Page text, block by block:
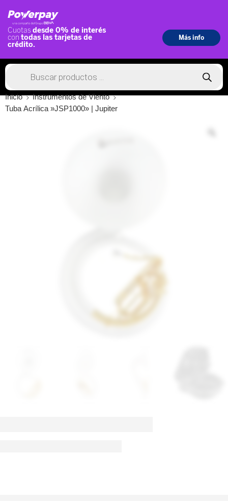
Inicio
Instrumentos de Viento
Tuba Acrílica »JSP1000» | Jupiter